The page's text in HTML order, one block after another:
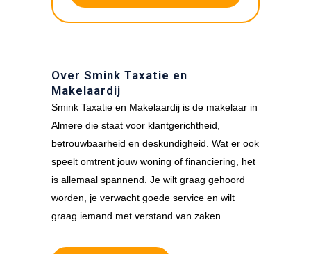
Over Smink Taxatie en
Makelaardij
Smink Taxatie en Makelaardij is de makelaar in
Almere die staat voor klantgerichtheid,
betrouwbaarheid en deskundigheid. Wat er ook
speelt omtrent jouw woning of financiering, het
is allemaal spannend. Je wilt graag gehoord
worden, je verwacht goede service en wilt
graag iemand met verstand van zaken.